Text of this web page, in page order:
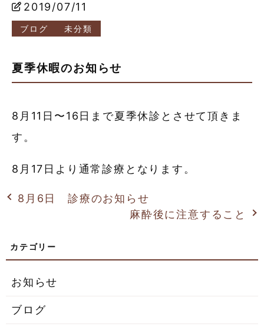
2019/07/11
ブログ 未分類
夏季休暇のお知らせ
8月11日〜16日まで夏季休診とさせて頂きま
す。
8月17日より通常診療となります。
8月6日 診療のお知らせ
麻酔後に注意すること
お知らせ
ブログ